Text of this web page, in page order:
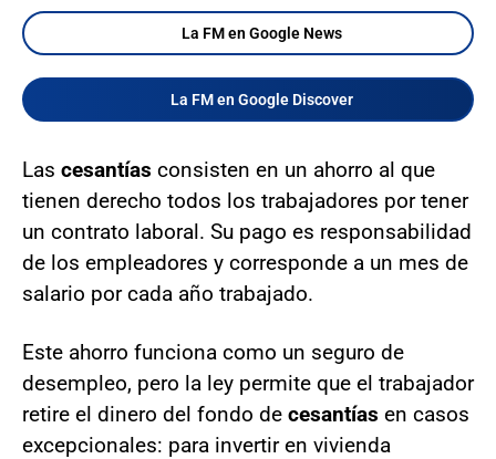
La FM en Google News
La FM en Google Discover
Las cesantías consisten en un ahorro al que
tienen derecho todos los trabajadores por tener
un contrato laboral. Su pago es responsabilidad
de los empleadores y corresponde a un mes de
salario por cada año trabajado.
Este ahorro funciona como un seguro de
desempleo, pero la ley permite que el trabajador
retire el dinero del fondo de cesantías en casos
excepcionales: para invertir en vivienda